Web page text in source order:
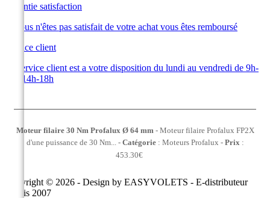
Garantie satisfaction
Si vous n'êtes pas satisfait de votre achat vous êtes remboursé
Service client
Le service client est a votre disposition du lundi au vendredi de 9h-
12h 14h-18h
Moteur filaire 30 Nm Profalux Ø 64 mm - Moteur filaire Profalux FP2X
d'une puissance de 30 Nm...- Catégorie: Moteurs Profalux - Prix:
453.30€
Copyright © 2026 - Design by EASYVOLETS - E-distributeur
depuis 2007